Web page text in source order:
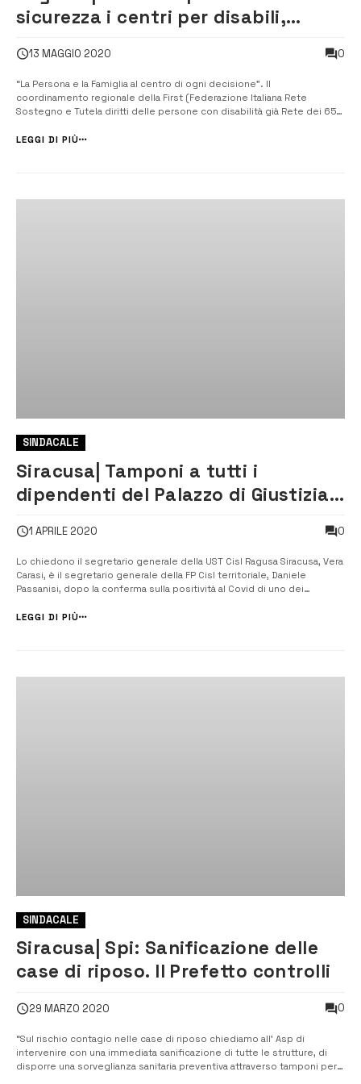
sicurezza i centri per disabili,
13 MAGGIO 2020 0
“La Persona e la Famiglia al centro di ogni decisione”. Il
coordinamento regionale della First (Federazione Italiana Rete
Sostegno e Tutela diritti delle persone con disabilità già Rete dei 65
governo Musumeci invitandoli a fare presto i Piani Territoriali; reitera la
LEGGI DI PIÙ
SINDACALE
Siracusa| Tamponi a tutti i
dipendenti del Palazzo di Giustizia
completa e totale sanificazione
1 APRILE 2020 0
Lo chiedono il segretario generale della UST Cisl Ragusa Siracusa, Vera
Carasi, è il segretario generale della FP Cisl territoriale, Daniele
Passanisi, dopo la conferma sulla positività al Covid di uno dei
Panagia. [/] “Tempestiva la decisione del presidente del tribunale di
LEGGI DI PIÙ
SINDACALE
Siracusa| Spi: Sanificazione delle
case di riposo. Il Prefetto controlli
29 MARZO 2020 0
“Sul rischio contagio nelle case di riposo chiediamo all’ Asp di
intervenire con una immediata sanificazione di tutte le strutture, di
disporre una sorveglianza sanitaria preventiva attraverso tamponi per